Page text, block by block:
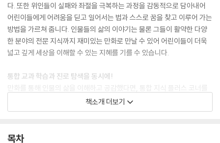
다. 또한 위인들이 실패와 좌절을 극복하는 과정을 감동적으로 담아내어
어린이들에게 어려움을 딛고 일어서는 법과 스스로 꿈을 찾고 이루어 가는
방법을 가르쳐 줍니다. 인물들의 삶의 이야기는 물론 그들이 활약한 다양
한 분야의 전문 지식까지 재미있는 만화로 만날 수 있어 어린이들이 더욱
넓고 깊게 세상을 이해할 수 있는 지혜를 기를 수 있습니다.
통합 교과 학습과 진로 탐색을 동시에!
만화를 통해 인물의 삶을 이해하고 공감했다면, 통합 지식 플러스 코너를
통해서는 다양한 배경지식과 시사 상식, 교과 지식을 얻을 수 있습니다. 아
인슈타인의 이야기를 통해 제2차 세계 대전의 과정과 결과를 알 수 있고,
있는 것처럼 『who? 인물 사이언스』 시리즈는 권마다 세계의 중요한 사건
책소개 더보기
목차